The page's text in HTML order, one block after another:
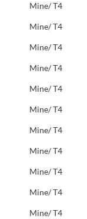
Mine/ T4
Mine/ T4
Mine/ T4
Mine/ T4
Mine/ T4
Mine/ T4
Mine/ T4
Mine/ T4
Mine/ T4
Mine/ T4
Mine/ T4